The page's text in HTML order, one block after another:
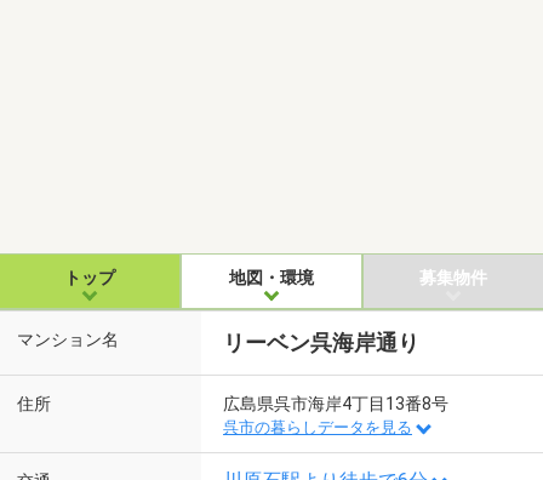
トップ 地図・環境 募集物件
マンション名 リーベン呉海岸通り
住所 広島県呉市海岸4丁目13番8号
呉市の暮らしデータを見る